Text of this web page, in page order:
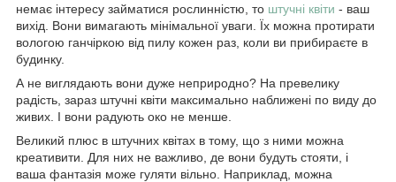
немає інтересу займатися рослинністю, то штучні квіти - ваш
вихід. Вони вимагають мінімальної уваги. Їх можна протирати
вологою ганчіркою від пилу кожен раз, коли ви прибираєте в
будинку.
А не виглядають вони дуже неприродно? На превелику
радість, зараз штучні квіти максимально наближені по виду до
живих. І вони радують око не менше.
Великий плюс в штучних квітах в тому, що з ними можна
креативити. Для них не важливо, де вони будуть стояти, і
ваша фантазія може гуляти вільно. Наприклад, можна